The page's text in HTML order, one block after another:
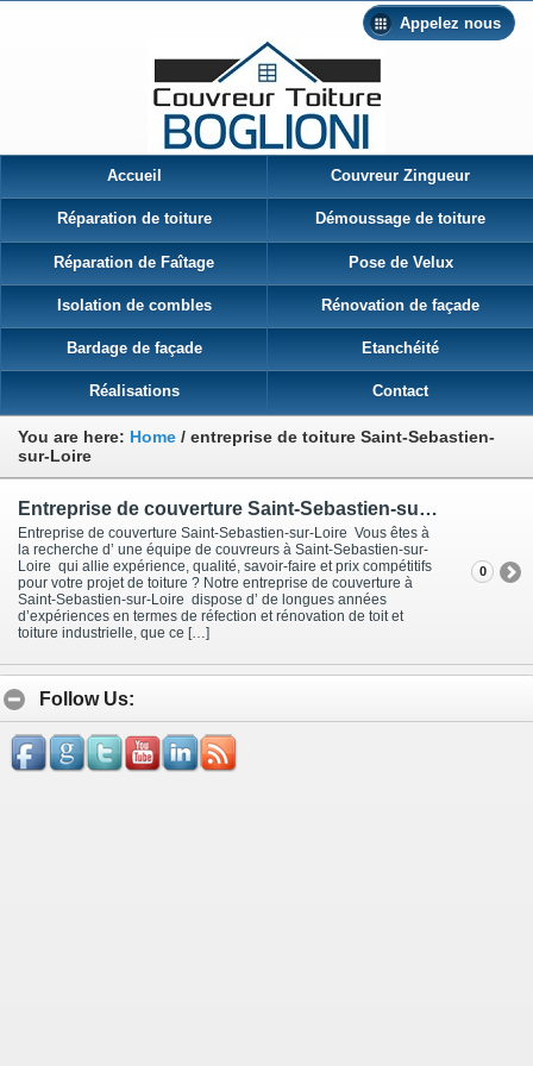
Appelez nous
Accueil Couvreur Zingueur
Réparation de toiture Démoussage de toiture
Réparation de Faîtage Pose de Velux
Isolation de combles Rénovation de façade
Bardage de façade Etanchéité
Réalisations Contact
You are here: Home / entreprise de toiture Saint-Sebastien-
sur-Loire
Entreprise de couverture Saint-Sebastien-sur-Loire
Entreprise de couverture Saint-Sebastien-sur-Loire Vous êtes à
la recherche d’ une équipe de couvreurs à Saint-Sebastien-sur-
Loire qui allie expérience, qualité, savoir-faire et prix compétitifs
pour votre projet de toiture ? Notre entreprise de couverture à
Saint-Sebastien-sur-Loire dispose d’ de longues années
d’expériences en termes de réfection et rénovation de toit et
toiture industrielle, que ce […]
0
Follow Us: